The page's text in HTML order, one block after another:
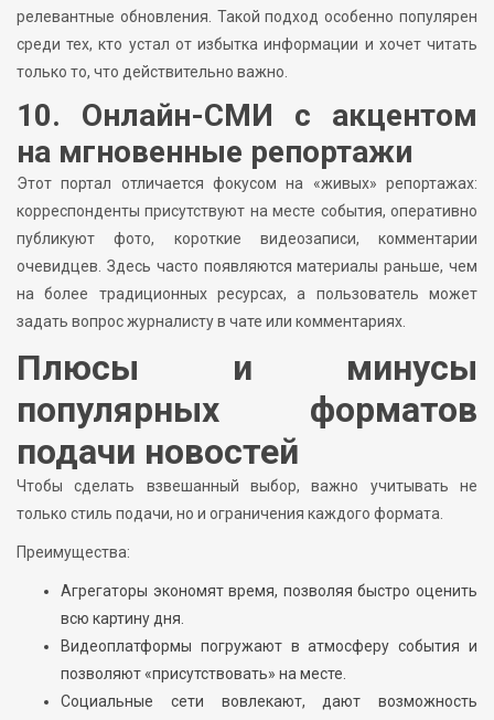
релевантные обновления. Такой подход особенно популярен
среди тех, кто устал от избытка информации и хочет читать
только то, что действительно важно.
10. Онлайн-СМИ с акцентом
на мгновенные репортажи
Этот портал отличается фокусом на «живых» репортажах:
корреспонденты присутствуют на месте события, оперативно
публикуют фото, короткие видеозаписи, комментарии
очевидцев. Здесь часто появляются материалы раньше, чем
на более традиционных ресурсах, а пользователь может
задать вопрос журналисту в чате или комментариях.
Плюсы и минусы
популярных форматов
подачи новостей
Чтобы сделать взвешанный выбор, важно учитывать не
только стиль подачи, но и ограничения каждого формата.
Преимущества:
Агрегаторы экономят время, позволяя быстро оценить
всю картину дня.
Видеоплатформы погружают в атмосферу события и
позволяют «присутствовать» на месте.
Социальные сети вовлекают, дают возможность